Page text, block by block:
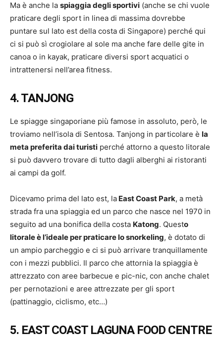
Ma è anche la spiaggia degli sportivi (anche se chi vuole
praticare degli sport in linea di massima dovrebbe
puntare sul lato est della costa di Singapore) perché qui
ci si può sì crogiolare al sole ma anche fare delle gite in
canoa o in kayak, praticare diversi sport acquatici o
intrattenersi nell’area fitness.
4. TANJONG
Le spiagge singaporiane più famose in assoluto, però, le
troviamo nell’isola di Sentosa. Tanjong in particolare è la
meta preferita dai turisti perché attorno a questo litorale
si può davvero trovare di tutto dagli alberghi ai ristoranti
ai campi da golf.
Dicevamo prima del lato est, la East Coast Park, a metà
strada fra una spiaggia ed un parco che nasce nel 1970 in
seguito ad una bonifica della costa Katong. Questo
litorale è l’ideale per praticare lo snorkeling, è dotato di
un ampio parcheggio e ci si può arrivare tranquillamente
con i mezzi pubblici. Il parco che attornia la spiaggia è
attrezzato con aree barbecue e pic-nic, con anche chalet
per pernotazioni e aree attrezzate per gli sport
(pattinaggio, ciclismo, etc…)
5. EAST COAST LAGUNA FOOD CENTRE